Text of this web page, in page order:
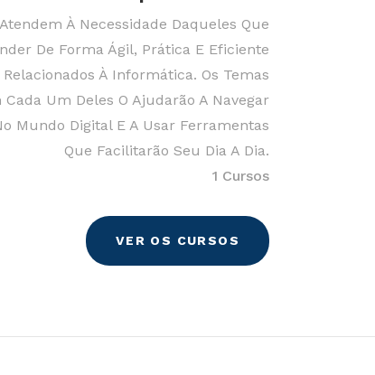
À Necessidade Daqueles Que
De Forma Ágil, Prática E Eficiente
À Informática. Os Temas
Um Deles O Ajudarão A Navegar
Mundo Digital E A Usar Ferramentas
Que Facilitarão Seu Dia A Dia.
1 Cursos
VER OS CURSOS